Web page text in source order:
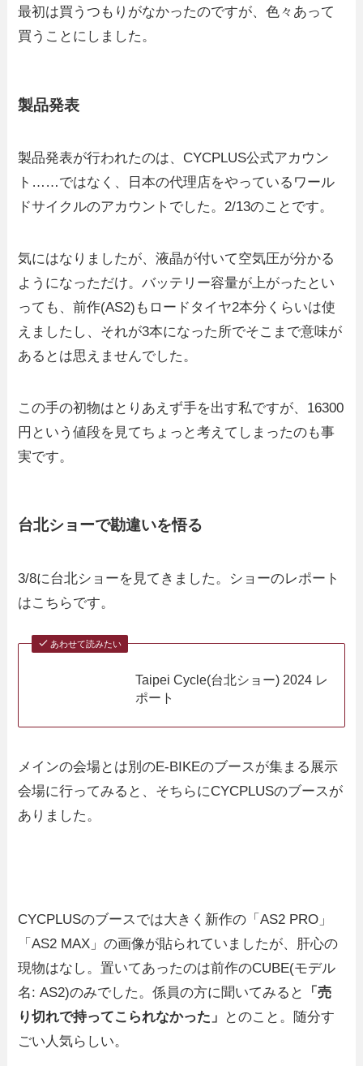
最初は買うつもりがなかったのですが、色々あって
買うことにしました。
製品発表
製品発表が行われたのは、CYCPLUS公式アカウン
ト……ではなく、日本の代理店をやっているワール
ドサイクルのアカウントでした。2/13のことです。
気にはなりましたが、液晶が付いて空気圧が分かる
ようになっただけ。バッテリー容量が上がったとい
っても、前作(AS2)もロードタイヤ2本分くらいは使
えましたし、それが3本になった所でそこまで意味が
あるとは思えませんでした。
この手の初物はとりあえず手を出す私ですが、16300
円という値段を見てちょっと考えてしまったのも事
実です。
台北ショーで勘違いを悟る
3/8に台北ショーを見てきました。ショーのレポート
はこちらです。
あわせて読みたい
Taipei Cycle(台北ショー) 2024 レ
ポート
メインの会場とは別のE-BIKEのブースが集まる展示
会場に行ってみると、そちらにCYCPLUSのブースが
ありました。
CYCPLUSのブースでは大きく新作の「AS2 PRO」
「AS2 MAX」の画像が貼られていましたが、肝心の
現物はなし。置いてあったのは前作のCUBE(モデル
名: AS2)のみでした。係員の方に聞いてみると
「売
り切れで持ってこられなかった」
とのこと。随分す
ごい人気らしい。